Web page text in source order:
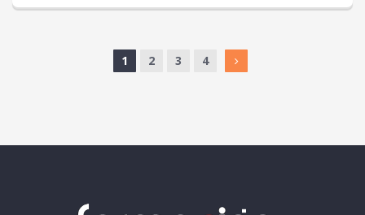
1 2 3 4